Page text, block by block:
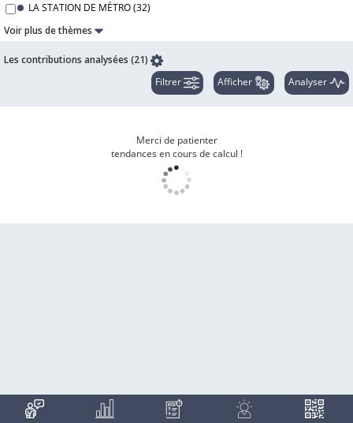
LA STATION DE MÉTRO (32)
Voir plus de thèmes
Les contributions analysées (21)
Filtrer
Afficher Analyser
Merci de patienter
tendances en cours de calcul !